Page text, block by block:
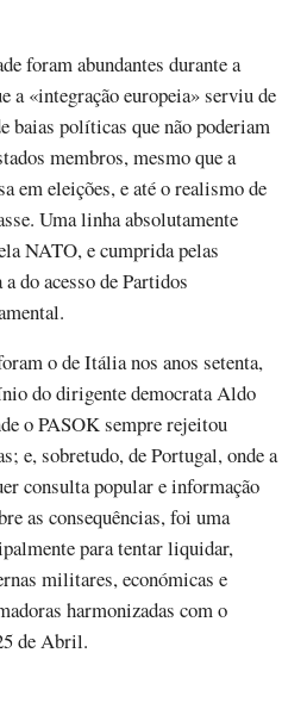
foram abundantes durante a
a «integração europeia» serviu de
baias políticas que não poderiam
membros, mesmo que a
em eleições, e até o realismo de
Uma linha absolutamente
NATO, e cumprida pelas
do acesso de Partidos
o de Itália nos anos setenta,
do dirigente democrata Aldo
o PASOK sempre rejeitou
e, sobretudo, de Portugal, onde a
consulta popular e informação
as consequências, foi uma
para tentar liquidar,
militares, económicas e
harmonizadas com o
de Abril.